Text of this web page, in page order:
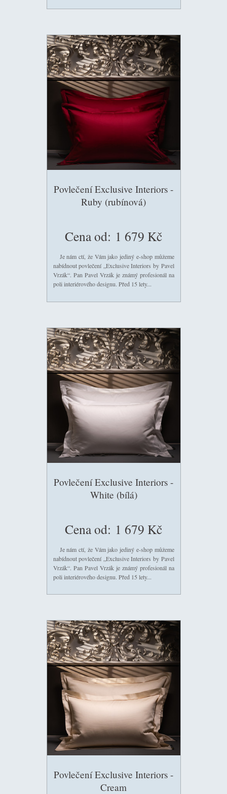
Povlečení Exclusive Interiors -
Ruby (rubínová)
Cena od: 1 679 Kč
Je nám ctí, že Vám jako jediný e-shop můžeme
nabídnout povlečení „Exclusive Interiors by Pavel
Vrzák“. Pan Pavel Vrzák je známý profesionál na
poli interiérového designu. Před 15 lety...
Povlečení Exclusive Interiors -
White (bílá)
Cena od: 1 679 Kč
Je nám ctí, že Vám jako jediný e-shop můžeme
nabídnout povlečení „Exclusive Interiors by Pavel
Vrzák“. Pan Pavel Vrzák je známý profesionál na
poli interiérového designu. Před 15 lety...
Povlečení Exclusive Interiors -
Cream